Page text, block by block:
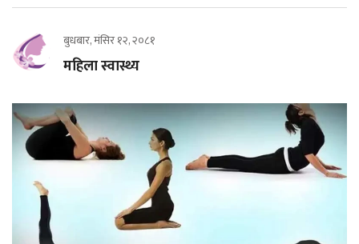
बुधबार, मंसिर १२, २०८१
महिला स्वास्थ्य